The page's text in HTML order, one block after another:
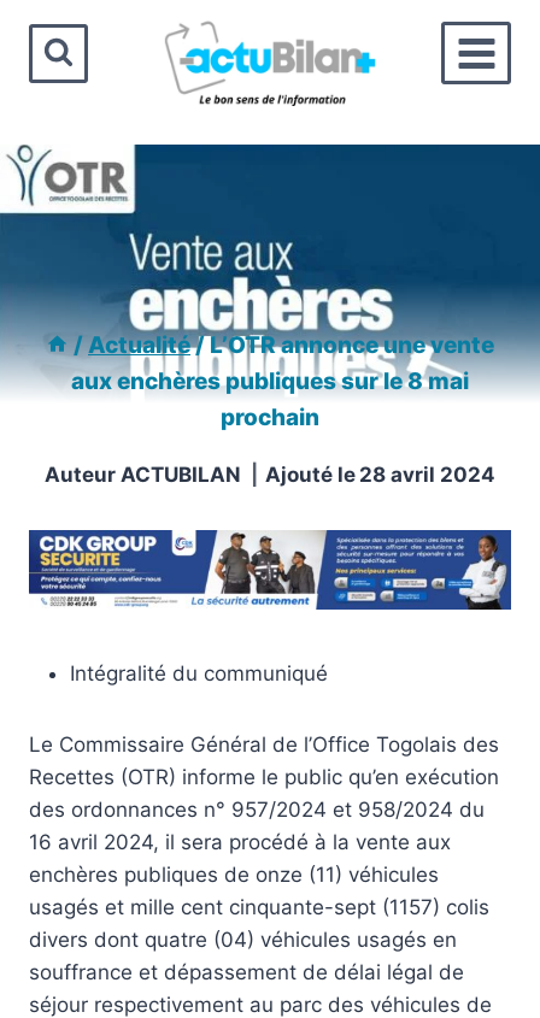
contenu
/Actualité/L’OTR annonce une vente
aux enchères publiques sur le 8 mai
prochain
Auteur ACTUBILAN Ajouté le 28 avril 2024
Intégralité du communiqué
Le Commissaire Général de l’Office Togolais des
Recettes (OTR) informe le public qu’en exécution
des ordonnances n° 957/2024 et 958/2024 du
16 avril 2024, il sera procédé à la vente aux
enchères publiques de onze (11) véhicules
usagés et mille cent cinquante-sept (1157) colis
divers dont quatre (04) véhicules usagés en
souffrance et dépassement de délai légal de
séjour respectivement au parc des véhicules de